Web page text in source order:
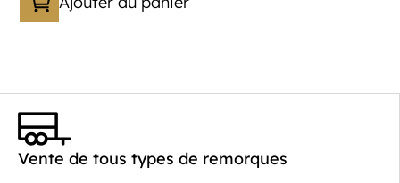
Vente de tous types de remorques